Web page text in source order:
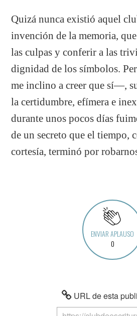
Quizá nunca existió aquel
invención de la memoria,
las culpas y conferir a las
dignidad de los símbolos.
me inclino a creer que sí—,
la certidumbre, efímera e
durante unos pocos días
de un secreto que el tiempo,
cortesía, terminó por
ENVIAR APLAUSO
0
URL de esta